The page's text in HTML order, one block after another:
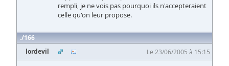
rempli, je ne vois pas pourquoi ils n'accepteraient
celle qu'on leur propose.
166
lordevil
Le 23/06/2005 à 15:15